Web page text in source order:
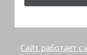
Сайт работает с